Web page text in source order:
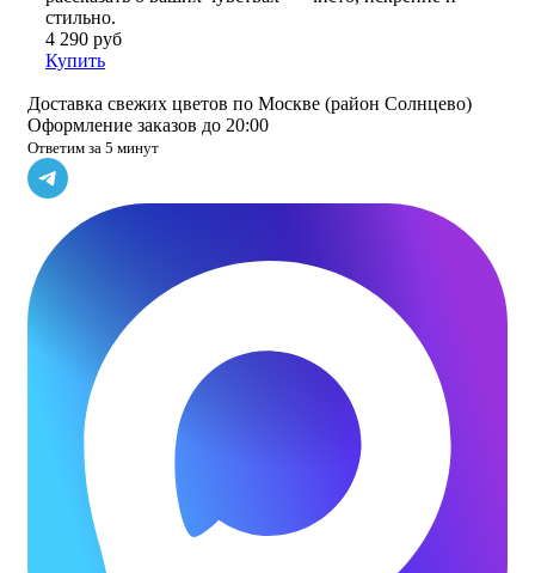
стильно.
4 290 руб
Купить
Доставка свежих цветов по Москве (район Солнцево)
Оформление заказов до 20:00
Ответим за 5 минут